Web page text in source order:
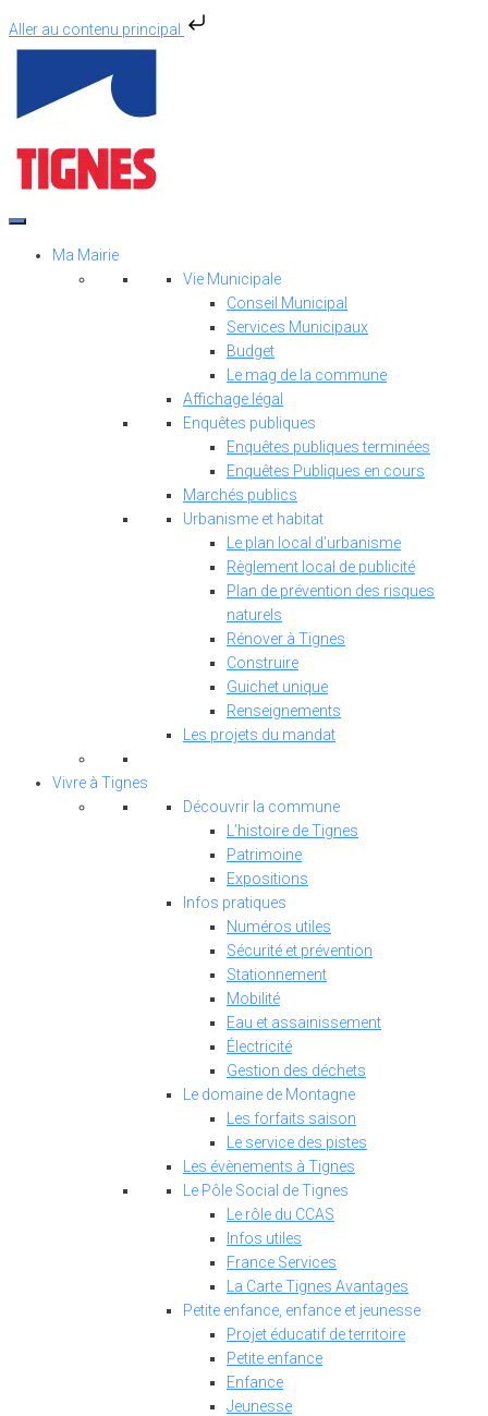
Aller au contenu principal
Aller
contenu
Ma Mairie
Vie Municipale
Conseil Municipal
Services Municipaux
Budget
Le mag de la commune
Affichage légal
Enquêtes publiques
Enquêtes publiques terminées
Enquêtes Publiques en cours
Marchés publics
Urbanisme et habitat
Le plan local d’urbanisme
Règlement local de publicité
Plan de prévention des risques
naturels
Rénover à Tignes
Construire
Guichet unique
Renseignements
Les projets du mandat
Vivre à Tignes
Découvrir la commune
L’histoire de Tignes
Patrimoine
Expositions
Infos pratiques
Numéros utiles
Sécurité et prévention
Stationnement
Mobilité
Eau et assainissement
Électricité
Gestion des déchets
Le domaine de Montagne
Les forfaits saison
Le service des pistes
Les évènements à Tignes
Le Pôle Social de Tignes
Le rôle du CCAS
Infos utiles
France Services
La Carte Tignes Avantages
Petite enfance, enfance et jeunesse
Projet éducatif de territoire
Petite enfance
Enfance
Jeunesse